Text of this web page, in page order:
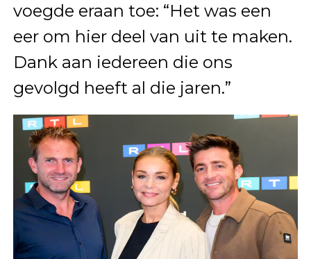
voegde eraan toe: “Het was een
eer om hier deel van uit te maken.
Dank aan iedereen die ons
gevolgd heeft al die jaren.”